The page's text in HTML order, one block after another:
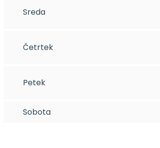
Sreda
Četrtek
Petek
Sobota